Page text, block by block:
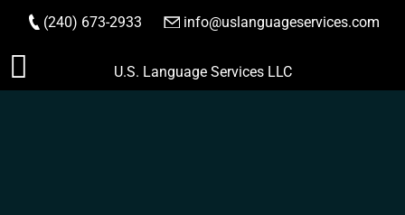
Saltar
(240) 673-2933 info@uslanguageservices.com
HACER PEDIDO
U.S. Language Services LLC